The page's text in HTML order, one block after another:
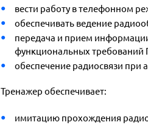
вести работу в телефонном
обеспечивать ведение
передача и прием
функциональных требований
обеспечение радиосвязи при
Тренажер обеспечивает:
имитацию прохождения